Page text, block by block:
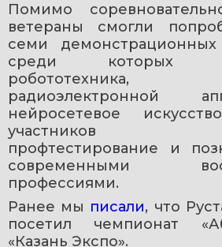
Помимо
ветераны смогли
семи демонстрационных
среди которых
радиоэлектронной
нейросетевое
участников
профтестирование и
современными
профессиями.
Ранее мы писали, что
посетил чемпионат
«Казань Экспо».